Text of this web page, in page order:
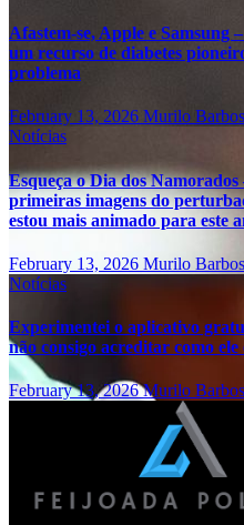
Afastem-se, Apple e Samsung
um recurso de diabetes
problema
February 13, 2026 Murilo
Notícias
Esqueça o Dia dos
primeiras imagens do
estou mais animado para este
February 13, 2026 Murilo
Notícias
Experimentei o aplicativo
não consigo acreditar como
February 13, 2026Murilo